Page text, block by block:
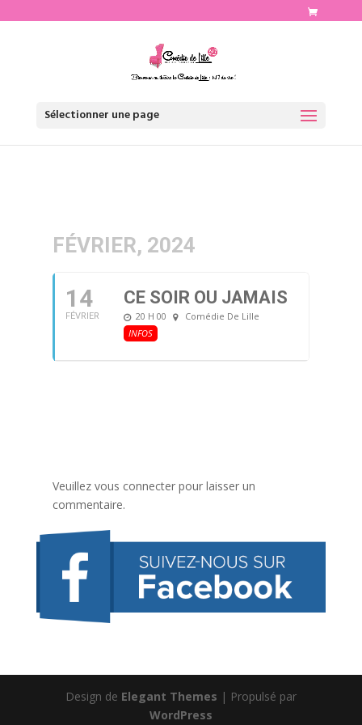
Sélectionner une page
FÉVRIER, 2024
14
FÉVRIER
CE SOIR OU JAMAIS
20 H 00
Comédie De Lille
INFOS
Veuillez vous connecter pour laisser un
commentaire.
Design de Elegant Themes | Propulsé par
WordPress